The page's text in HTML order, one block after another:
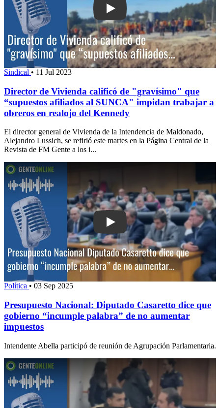
Play: Director de Vivienda calificó de
Sindical • 11 Jul 2023
Director de Vivienda calificó de "gravísimo" que
“supuestos afiliados al SUNCA" impidan trabajar a
obreros en realojo del Kennedy
El director general de Vivienda de la Intendencia de Maldonado,
Alejandro Lussich, se refirió este martes en la Página Central de la
Revista de FM Gente a los i...
Play: Presupuesto Nacional:
Política • 03 Sep 2025
Presupuesto Nacional: Diputado Casaretto dice que
gobierno “incumple palabra” de no aumentar
impuestos
Intendente Abella participó de reunión de Agrupación Parlamentaria.